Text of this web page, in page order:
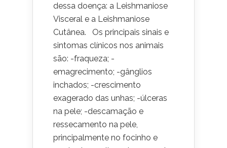
dessa doença: a Leishmaniose
Visceral e a Leishmaniose
Cutânea. Os principais sinais e
sintomas clínicos nos animais
são: -fraqueza; -
emagrecimento; -gânglios
inchados; -crescimento
exagerado das unhas; -úlceras
na pele; -descamação e
ressecamento na pele,
principalmente no focinho e